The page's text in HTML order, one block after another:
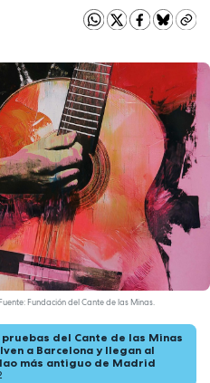
Fundación del Cante de las Minas.
pruebas del Cante de las Minas
a Barcelona y llegan al
más antiguo de Madrid